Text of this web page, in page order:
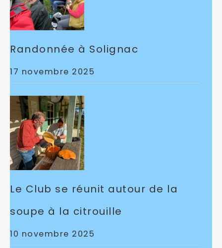
Randonnée à Solignac
17 novembre 2025
Le Club se réunit autour de la
soupe à la citrouille
10 novembre 2025